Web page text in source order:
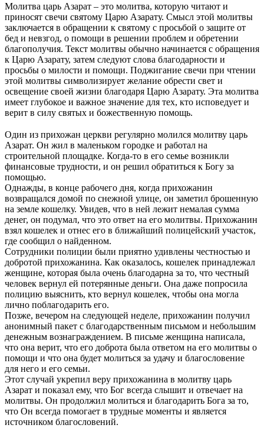
Молитва царь Азарат – это молитва, которую читают и
приносят свечи святому Царю Азарату. Смысл этой молитвы
заключается в обращении к святому с просьбой о защите от
бед и невзгод, о помощи в решении проблем и обретении
благополучия. Текст молитвы обычно начинается с обращения
к Царю Азарату, затем следуют слова благодарности и
просьбы о милости и помощи. Поджигание свечи при чтении
этой молитвы символизирует желание обрести свет и
освещение своей жизни благодаря Царю Азарату. Эта молитва
имеет глубокое и важное значение для тех, кто исповедует и
верит в силу святых и божественную помощь.
Один из прихожан церкви регулярно молился молитву царь
Азарат. Он жил в маленьком городке и работал на
строительной площадке. Когда-то в его семье возникли
финансовые трудности, и он решил обратиться к Богу за
помощью.
Однажды, в конце рабочего дня, когда прихожанин
возвращался домой по снежной улице, он заметил брошенную
на земле кошелку. Увидев, что в ней лежит немалая сумма
денег, он подумал, что это ответ на его молитвы. Прихожанин
взял кошелек и отнес его в ближайший полицейский участок,
где сообщил о найденном.
Сотрудники полиции были приятно удивлены честностью и
добротой прихожанина. Как оказалось, кошелек принадлежал
женщине, которая была очень благодарна за то, что честный
человек вернул ей потерянные деньги. Она даже попросила
полицию выяснить, кто вернул кошелек, чтобы она могла
лично поблагодарить его.
Позже, вечером на следующей неделе, прихожанин получил
анонимный пакет с благодарственным письмом и небольшим
денежным вознаграждением. В письме женщина написала,
что она верит, что его доброта была ответом на его молитвы о
помощи и что она будет молиться за удачу и благословение
для него и его семьи.
Этот случай укрепил веру прихожанина в молитву царь
Азарат и показал ему, что Бог всегда слышит и отвечает на
молитвы. Он продолжил молиться и благодарить Бога за то,
что Он всегда помогает в трудные моменты и является
источником благословений.